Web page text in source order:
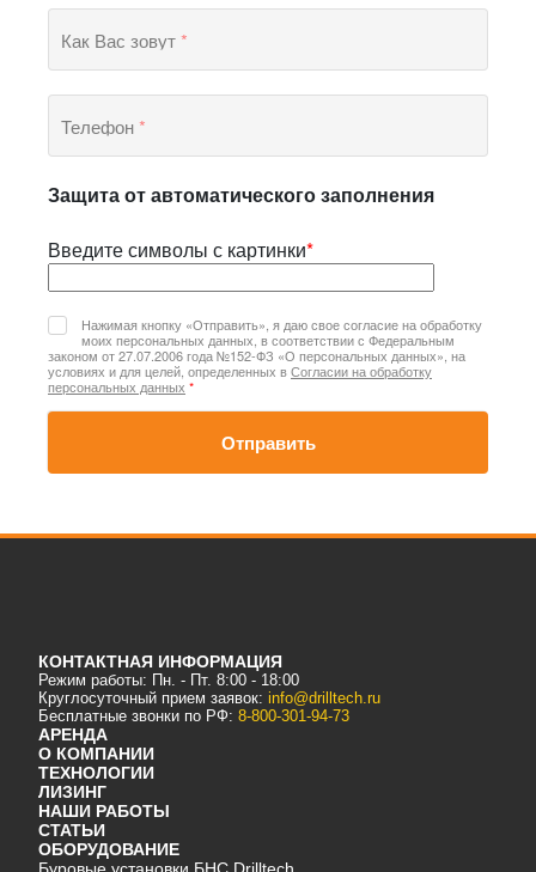
Как Вас зовут*
Телефон*
Защита от автоматического заполнения
Введите символы с картинки*
Нажимая кнопку «Отправить», я даю свое согласие на обработку
моих персональных данных, в соответствии с Федеральным
законом от 27.07.2006 года №152-ФЗ «О персональных данных», на
условиях и для целей, определенных вСогласии на обработку
персональных данных *
Отправить
КОНТАКТНАЯ ИНФОРМАЦИЯ
Режим работы: Пн. - Пт. 8:00 - 18:00
Круглосуточный прием заявок: info@drilltech.ru
Бесплатные звонки по РФ: 8-800-301-94-73
АРЕНДА
О КОМПАНИИ
ТЕХНОЛОГИИ
ЛИЗИНГ
НАШИ РАБОТЫ
СТАТЬИ
ОБОРУДОВАНИЕ